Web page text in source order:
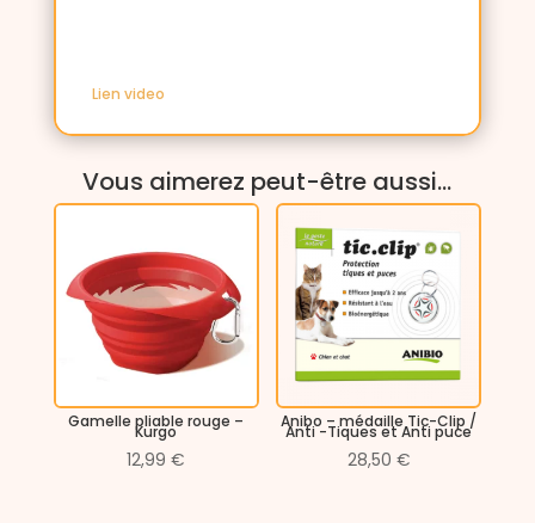
Lien video
Vous aimerez peut-être aussi…
Gamelle pliable rouge –
Kurgo
12,99€
Anibo – médaille Tic-Clip /
Anti -Tiques et Anti puce
28,50 €